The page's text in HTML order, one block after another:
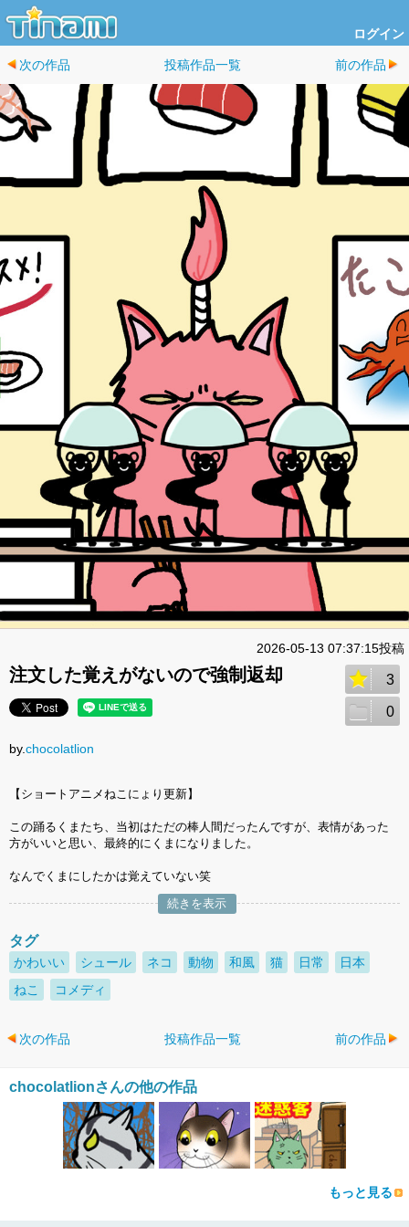
ログイン
次の作品 投稿作品一覧 前の作品
2026-05-13 07:37:15投稿
注文した覚えがないので強制返却 3
0
by.chocolatlion
【ショートアニメねこにょり更新】
この踊るくまたち、当初はただの棒人間だったんですが、表情があった
方がいいと思い、最終的にくまになりました。
なんでくまにしたかは覚えていない笑
続きを表示
タグ
かわいい シュール ネコ 動物 和風 猫 日常
日本
ねこ
コメディ
次の作品 投稿作品一覧 前の作品
chocolatlionさんの他の作品
もっと見る